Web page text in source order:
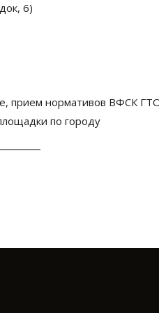
6)
прием нормативов ВФСК
по городу